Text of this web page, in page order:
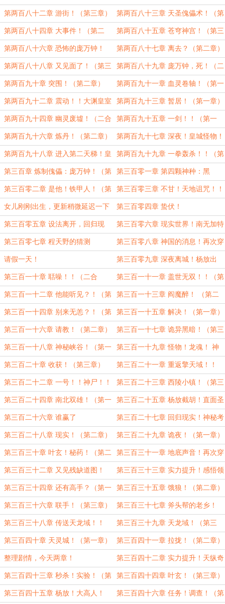
第两百八十二章 游街！（第三章） 第两百八十三章 天圣傀儡术！（第
一章）
第两百八十四章 大事件！（第二
章）
第两百八十五章 苍穹神宫！（第三
章）
第两百八十六章 恐怖的庞万钟！
（第一章）
第两百八十七章 离去？（第二章）
第两百八十八章 又见面了！（第三
章）
第两百八十九章 庞万钟，死！（二
合一）
第两百九十章 突围！（第二章） 第两百九十一章 血灵卷轴！（第一
章）
第两百九十二章 震动！！大渊皇室
的秘密！！（二合一大章）
第两百九十三章 暂居！（第一章）
第两百九十四章 幽灵废墟！（二合
一）
第两百九十五章 一剑！！（第一
章）
第两百九十六章 炼丹！（第二章） 第两百九十七章 深夜！皇城怪物！
（第一章）
第两百九十八章 进入第二天梯！皇
城神尸！（第二章）
第两百九十九章 一拳轰杀！！（第
三章）
第三百章 炼制傀儡：庞万钟！（第
一章）
第三百零一章 第四颗神种：黑
暗！！（二合一）
第三百零二章 是他！铁甲人！（第
一章）
第三百零三章 不甘！天地诅咒！！
（二合一）
女儿刚刚出生，更新稍微延迟一下 第三百零四章 蛰伏！
第三百零五章 设法离开，回归现
实！！（第一章）
第三百零六章 现实世界！南无加特
林菩萨！
第三百零七章 程天野的猜测 第三百零八章 神国的消息！再次穿
越！！（第二章）
请假一天！ 第三百零九章 深夜离城！杨放出
现！（第一章）
第三百一十章 聒噪！！（二合
一！）
第三百一十一章 盖世无双！！（第
三章）
第三百一十二章 他能听见？！（第
一章）
第三百一十三章 阎魔醉！ （第二
章）
第三百一十四章 别来无恙？！（第
三章）
第三百一十五章 解决！（第一章）
第三百一十六章 请教！（第二章） 第三百一十七章 诡异黑暗！（第三
章！）
第三百一十八章 神秘峡谷！（第一
章）
第三百一十九章 怪物！龙魂！ 神
种！（第二章）
第三百二十章 收获！（第三章） 第三百二十一章 重返擎天域！！
（第一章）
第三百二十二章 一号！！神尸！！
（第二章）
第三百二十三章 西陵小镇！（第三
章）
第三百二十四章 南北双雄！（第一
章）
第三百二十五章 杨放截胡！直面圣
梵天！！（第二章）
第三百二十六章 谁赢了 第三百二十七章 回归现实！神秘考
古！（第一章）
第三百二十八章 现实！（第二章） 第三百二十九章 诡夜！（第一章）
第三百三十章 叶玄！秘药！（第二
章）
第三百三十一章 地底声音！再次穿
越！（第一章）
第三百三十二章 又见残缺道图！
（第二章）
第三百三十三章 实力提升！感悟领
域！（第三章）
第三百三十四章 还有高手？（第一
章）
第三百三十五章 饿狼！（第二章）
第三百三十六章 联手！（第三章） 第三百三十七章 斧头帮的老乡！
（第一章）
第三百三十八章 传送天龙域！！
（第二章）
第三百三十九章 天龙域！（第三
章）
第三百四十章 天灵城！（第一章） 第三百四十一章 拉拢！（第二章）
整理剧情，今天两章！ 第三百四十二章 实力提升！天纵奇
姿！（第一章）
第三百四十三章 秒杀！实验！（第
二章）
第三百四十四章 叶玄！（第三章）
第三百四十五章 杨放！大高人！ 第三百四十六章 任务！调查！（第